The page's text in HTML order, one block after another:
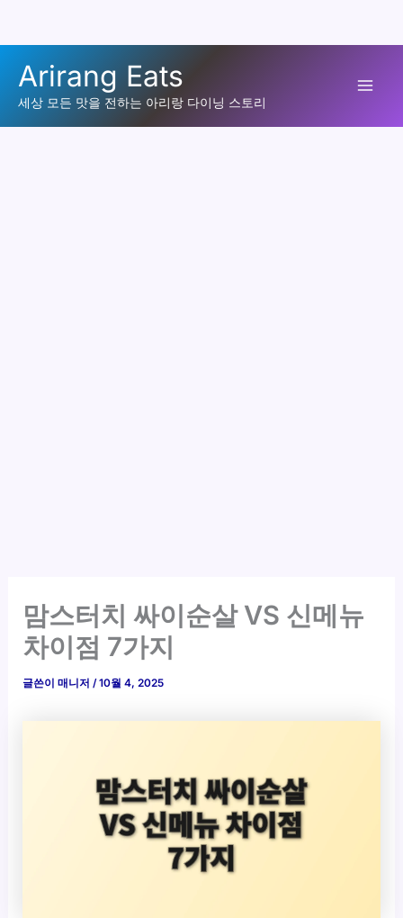
로
Arirang Eats
세상 모든 맛을 전하는 아리랑 다이닝 스토리
맘스터치 싸이순살 VS 신메뉴
차이점 7가지
글쓴이매니저/10월 4, 2025